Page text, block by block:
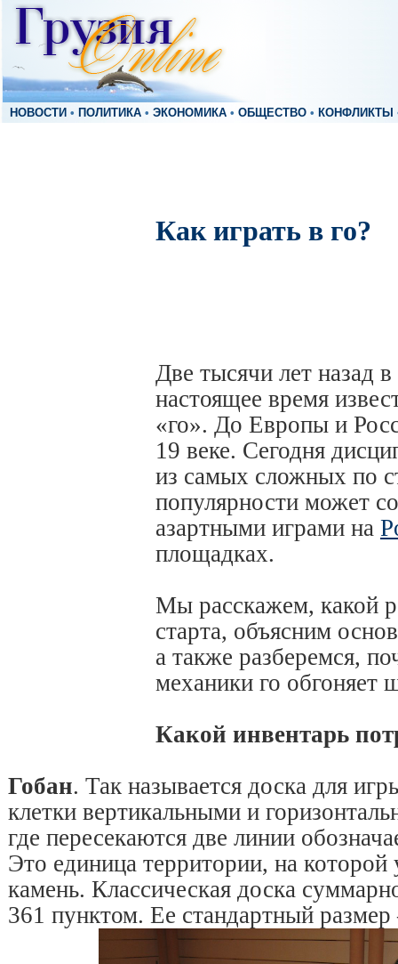
НОВОСТИ • ПОЛИТИКА • ЭКОНОМИКА • ОБЩЕСТВО • КОНФЛИКТЫ
Как играть в го?
Две тысячи лет назад
настоящее время
«го». До Европы и
19 веке. Сегодня
из самых сложных по
популярности может
азартными играми на
площадках.
Мы расскажем, какой
старта, объясним
а также разберемся,
механики го
Какой инвентарь
Гобан. Так называется доска для
клетки вертикальными и
где пересекаются две линии
Это единица территории, на которой
камень. Классическая доска
361 пунктом. Ее стандартный